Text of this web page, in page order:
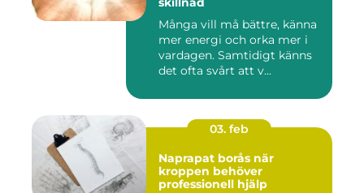
Många vill må bättre, känna
mer energi och orka mer i
vardagen. Samtidigt känns
det ofta svårt att v...
03. feb
Naprapat borås när
kroppen behöver
professionell hjälp